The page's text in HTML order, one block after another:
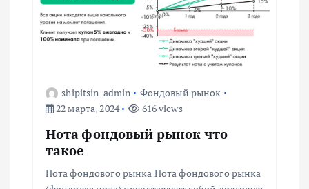
и
shipitsin_admin
Фондовый рынок
22 марта, 2024
616 views
Нота фондовый рынок что
такое
Нота фондового рынка Нота фондового рынка